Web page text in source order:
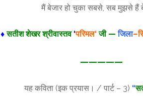
मैं बेजार हो चुका सबसे, सब मुझसे हैं
♦सतीश शेखर श्रीवास्तव ‘परिमल‘जी —जिला
—————
यह कविता (इक प्रयास। / पार्ट – 3) “